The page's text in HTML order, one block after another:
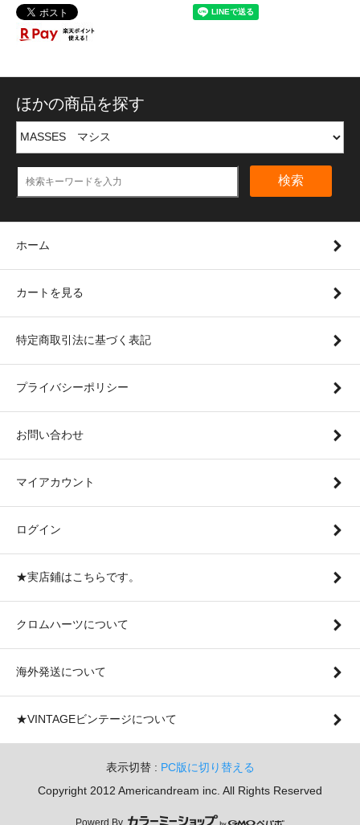
ほかの商品を探す
検索
ホーム
カートを見る
特定商取引法に基づく表記
プライバシーポリシー
お問い合わせ
マイアカウント
ログイン
★実店鋪はこちらです。
クロムハーツについて
海外発送について
★VINTAGEビンテージについて
表示切替 : PC版に切り替える
Copyright 2012 Americandream inc. All Rights Reserved